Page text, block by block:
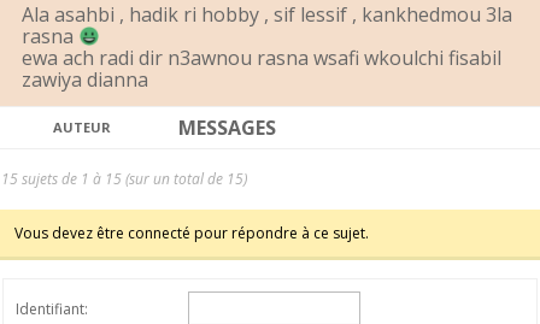
Ala asahbi , hadik ri hobby , sif lessif , kankhedmou 3la
rasna
ewa ach radi dir n3awnou rasna wsafi wkoulchi fisabil
zawiya dianna
AUTEUR MESSAGES
15 sujets de 1 à 15 (sur un total de 15)
Vous devez être connecté pour répondre à ce sujet.
Identifiant: